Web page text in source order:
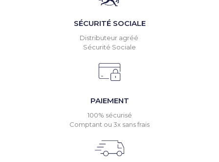
SÉCURITÉ SOCIALE
Distributeur agréé
Sécurité Sociale
PAIEMENT
100% sécurisé
Comptant ou 3x sans frais